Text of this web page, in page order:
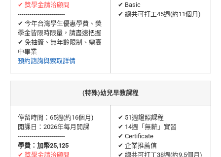
✔ 獎學金請洽顧問
------------------------
✔ 今年台灣學生優惠學費、獎
學金皆限時限量，請盡速把握
✔ 免抽簽、無年齡限制、需高
中畢業
預約諮詢與索取詳情
✔ Basic
✔ 總共可打工45週(約11個月)
(特殊)幼兒早教課程
停留時間：65週(約16個月)
開課日：2026年每月開課
------------------------
學費：加幣25,125
✔ 獎學金請洽顧問
✔ 51週證照課程
✔ 14週「無薪」實習
✔ Certificate
✔ 企業推薦信
✔ 總共可打工38週(約9.5個月)